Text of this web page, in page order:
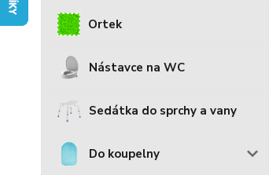
Ortek
Nástavce na WC
Sedátka do sprchy a vany
Do koupelny